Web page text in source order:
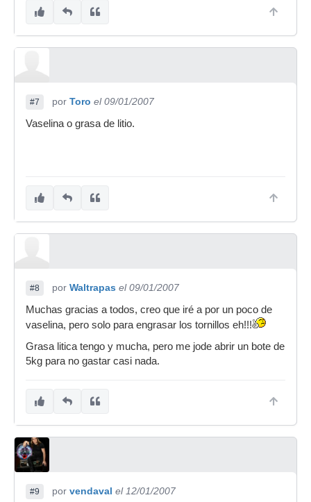
#7 por Toro el 09/01/2007
Vaselina o grasa de litio.
#8 por Waltrapas el 09/01/2007
Muchas gracias a todos, creo que iré a por un poco de
vaselina, pero solo para engrasar los tornillos eh!!!
Grasa litica tengo y mucha, pero me jode abrir un bote de
5kg para no gastar casi nada.
#9 por vendaval el 12/01/2007